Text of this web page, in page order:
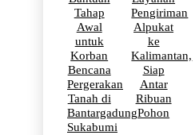
Tahap
Awal
untuk
Korban
Bencana
Pergerakan
Tanah di
Bantargadung
Sukabumi
Pengiriman
Alpukat
ke
Kalimantan,
Siap
Antar
Ribuan
Pohon